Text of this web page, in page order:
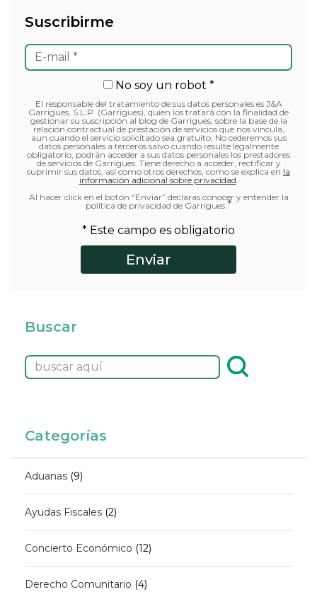
Suscribirme
No soy un robot *
El responsable del tratamiento de sus datos personales es J&A
Garrigues, S.L.P. (Garrigues), quien los tratará con la finalidad de
gestionar su suscripción al blog de Garrigues, sobre la base de la
relación contractual de prestación de servicios que nos vincula,
aun cuando el servicio solicitado sea gratuito. No cederemos sus
datos personales a terceros salvo cuando resulte legalmente
obligatorio, podrán acceder a sus datos personales los prestadores
de servicios de Garrigues. Tiene derecho a acceder, rectificar y
suprimir sus datos, así como otros derechos, como se explica en la
información adicional sobre privacidad
Al hacer click en el botón “Enviar” declaras conocer y entender la
política de privacidad de Garrigues. *
* Este campo es obligatorio
Buscar
Categorías
Aduanas (9)
Ayudas Fiscales (2)
Concierto Económico (12)
Derecho Comunitario (4)